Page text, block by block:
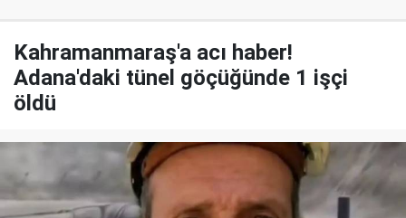
Kahramanmaraş'a acı haber!
Adana'daki tünel göçüğünde 1 işçi
öldü